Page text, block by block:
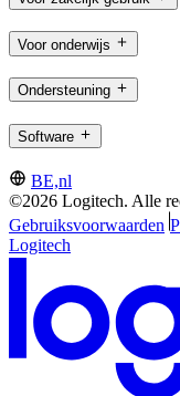
Voor onderwijs
Ondersteuning
Software
BE,nl
©2026 Logitech. Alle
Gebruiksvoorwaarden
Logitech